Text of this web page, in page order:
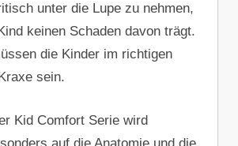
unter die Lupe zu nehmen,
keinen Schaden davon trägt.
die Kinder im richtigen
sein.
Kid Comfort Serie wird
auf die Anatomie und die